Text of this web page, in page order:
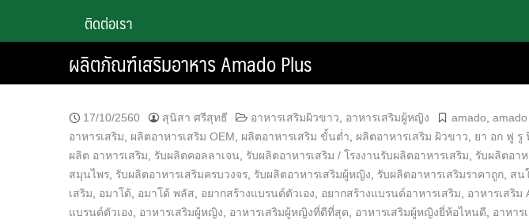
ติดต่อเรา
ผลิตภัณฑ์เสริมอาหาร Amado Plus
17/10/2560 สุนิสา ศรีสุทธี อาหารเสริมผิวขาว อาหารเสริมผู้หญิง amado
อาหารเสริม
ผลิตอาหารเสริม OEM ผลิตอาหารเสริม ขั้นต่ำ ผลิตอาหารเสริม ผิวขาว ยา อก ฟู รู
ผลิต อาหารเสริม
รับผลิตคอลลาเจน รับผลิตอาหารเสริม / โรงงานรับผลิตอาหารเสริม รับผลิตอา
สมุนไพร รับผลิตอาหารเสริมครบวงจร รับผลิตอาหารเสริมผู้หญิง รับผลิตอาหารเสริมราคาถูก สน
เสริม
อมาโด้ อมาโด้ พลัส อยากสร้างแบรนด์ตัวเอง อยากสร้างแบรนด์อาหารเสริม อาหารเสริม
แบรนด์ตัวเอง
อาหารเสริมผู้หญิง อาหารเสริมผู้หญิงที่ดีที่สุด อาหารเสริมผู้หญิงยี่ห้อไหนดี อาหาร